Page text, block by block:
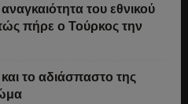
του εθνικού
πήρε ο Τούρκος την
το αδιάσπαστο της